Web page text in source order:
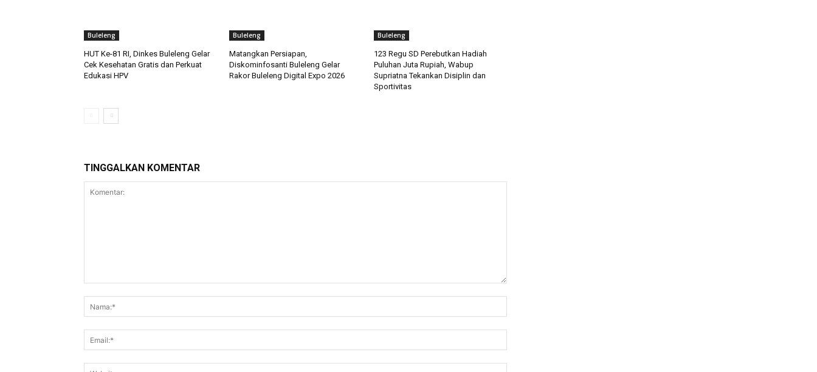
Buleleng
HUT Ke-81 RI, Dinkes Buleleng Gelar
Cek Kesehatan Gratis dan Perkuat
Edukasi HPV
Buleleng
Matangkan Persiapan,
Diskominfosanti Buleleng Gelar
Rakor Buleleng Digital Expo 2026
Buleleng
123 Regu SD Perebutkan Hadiah
Puluhan Juta Rupiah, Wabup
Supriatna Tekankan Disiplin dan
Sportivitas
TINGGALKAN KOMENTAR